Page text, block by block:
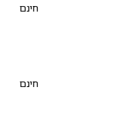
חינם
חינם